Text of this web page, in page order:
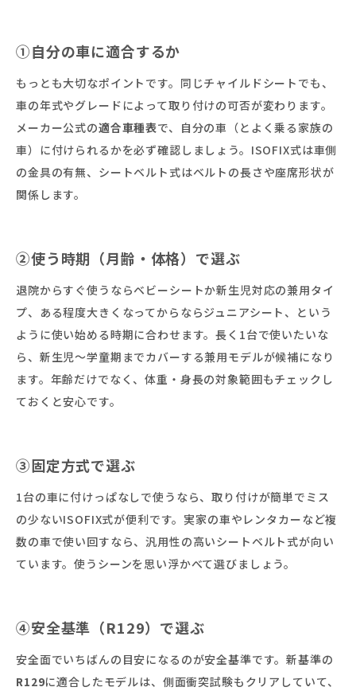
①自分の車に適合するか
もっとも大切なポイントです。同じチャイルドシートでも、
車の年式やグレードによって取り付けの可否が変わります。
メーカー公式の適合車種表で、自分の車（とよく乗る家族の
車）に付けられるかを必ず確認しましょう。ISOFIX式は車側
の金具の有無、シートベルト式はベルトの長さや座席形状が
関係します。
②使う時期（月齢・体格）で選ぶ
退院からすぐ使うならベビーシートか新生児対応の兼用タイ
プ、ある程度大きくなってからならジュニアシート、という
ように使い始める時期に合わせます。長く1台で使いたいな
ら、新生児〜学童期までカバーする兼用モデルが候補になり
ます。年齢だけでなく、体重・身長の対象範囲もチェックし
ておくと安心です。
③固定方式で選ぶ
1台の車に付けっぱなしで使うなら、取り付けが簡単でミス
の少ないISOFIX式が便利です。実家の車やレンタカーなど複
数の車で使い回すなら、汎用性の高いシートベルト式が向い
ています。使うシーンを思い浮かべて選びましょう。
④安全基準（R129）で選ぶ
安全面でいちばんの目安になるのが安全基準です。新基準の
R129に適合したモデルは、側面衝突試験もクリアしていて、